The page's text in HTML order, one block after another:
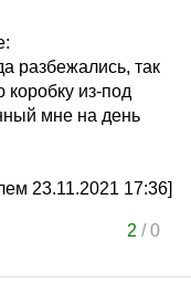
разбежались, так
коробку из-под
мне на день
23.11.2021 17:36]
2 /0